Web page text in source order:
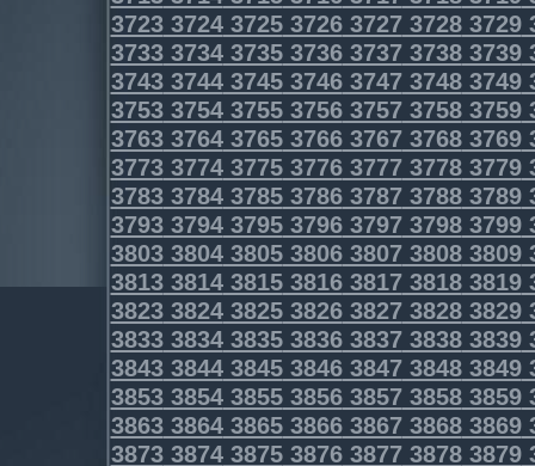
3723372437253726372737283729
3733373437353736373737383739
3743374437453746374737483749
3753375437553756375737583759
3763376437653766376737683769
3773377437753776377737783779
3783378437853786378737883789
3793379437953796379737983799
3803380438053806380738083809
3813381438153816381738183819
3823382438253826382738283829
3833383438353836383738383839
3843384438453846384738483849
3853385438553856385738583859
3863386438653866386738683869
3873387438753876387738783879